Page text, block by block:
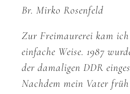
Br. Mirko Rosenfeld
Zur Freimaurerei kam
einfache Weise. 1987
der damaligen DDR
Nachdem mein Vater